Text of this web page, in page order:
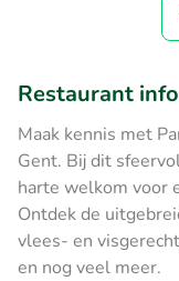
Restaurant info
Maak kennis met
Gent. Bij dit
harte welkom voor
Ontdek de
vlees- en
en nog veel meer.